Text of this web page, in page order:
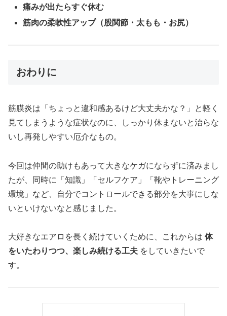
痛みが出たらすぐ休む
筋肉の柔軟性アップ（股関節・太もも・お尻）
おわりに
筋膜炎は「ちょっと違和感あるけど大丈夫かな？」と軽く
見てしまうような症状なのに、しっかり休まないと治らな
いし再発しやすい厄介なもの。
今回は仲間の助けもあって大きなケガにならずに済みまし
たが、同時に「知識」「セルフケア」「靴やトレーニング
環境」など、自分でコントロールできる部分を大事にしな
いといけないなと感じました。
大好きなエアロを長く続けていくために、これからは 体
をいたわりつつ、楽しみ続ける工夫 をしていきたいで
す。